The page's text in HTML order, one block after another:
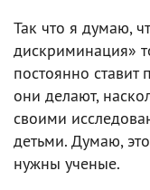
Так что я думаю,
дискриминация»
постоянно
они делают,
своими
детьми. Думаю,
нужны ученые.